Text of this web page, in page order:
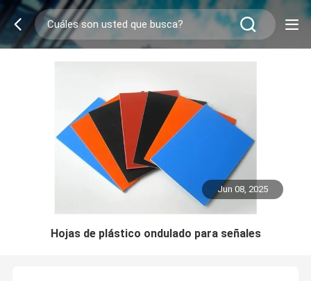
Jun 08, 2025
Hojas de plástico ondulado para señales